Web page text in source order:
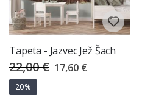
Tapeta - Jazvec Jež Šach
22,00 € Special
Price
17,60 €
20%